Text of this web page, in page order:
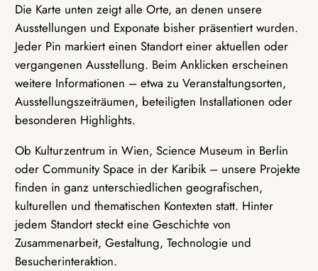
Die Karte unten zeigt alle Orte, an denen unsere
Ausstellungen und Exponate bisher präsentiert wurden.
Jeder Pin markiert einen Standort einer aktuellen oder
vergangenen Ausstellung. Beim Anklicken erscheinen
weitere Informationen – etwa zu Veranstaltungsorten,
Ausstellungszeiträumen, beteiligten Installationen oder
besonderen Highlights.
Ob Kulturzentrum in Wien, Science Museum in Berlin
oder Community Space in der Karibik – unsere Projekte
finden in ganz unterschiedlichen geografischen,
kulturellen und thematischen Kontexten statt. Hinter
jedem Standort steckt eine Geschichte von
Zusammenarbeit, Gestaltung, Technologie und
Besucherinteraktion.